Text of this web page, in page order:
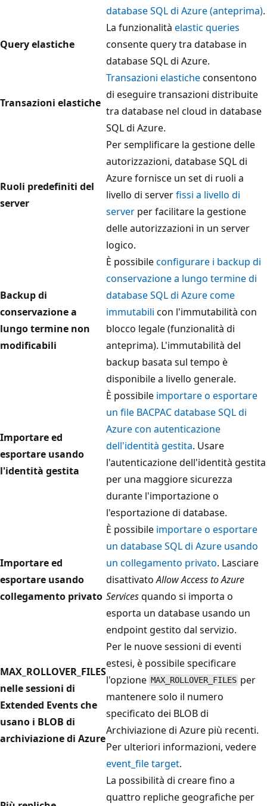
database SQL di Azure (anteprima).
Query elastiche
La funzionalità elastic queries
consente query tra database in
database SQL di Azure.
Transazioni elastiche
Transazioni elasticheconsentono
di eseguire transazioni distribuite
tra database nel cloud in database
SQL di Azure.
Ruoli predefiniti del
server
Per semplificare la gestione delle
autorizzazioni, database SQL di
Azure fornisce un set di ruoli a
livello di serverfissi a livello di
server per facilitare la gestione
delle autorizzazioni in un server
logico.
Backup di
conservazione a
lungo termine non
modificabili
È possibileconfigurare i backup di
conservazione a lungo termine di
database SQL di Azure come
immutabili con l'immutabilità con
blocco legale (funzionalità di
anteprima). L'immutabilità del
backup basata sul tempo è
disponibile a livello generale.
Importare ed
esportare usando
l'identità gestita
È possibile importare o esportare
un file BACPAC database SQL di
Azure con autenticazione
dell'identità gestita. Usare
l'autenticazione dell'identità gestita
per una maggiore sicurezza
durante l'importazione o
l'esportazione di database.
Importare ed
esportare usando
collegamento privato
È possibile importare o esportare
un database SQL di Azure usando
un collegamento privato. Lasciare
disattivatoAllow Access to Azure
Servicesquando si importa o
esporta un database usando un
endpoint gestito dal servizio.
MAX_ROLLOVER_FILES
nelle sessioni di
Extended Events che
usano i BLOB di
archiviazione di Azure
Per le nuove sessioni di eventi
estesi, è possibile specificare
l'opzione MAX_ROLLOVER_FILES per
mantenere solo il numero
specificato dei BLOB di
Archiviazione di Azure più recenti.
Per ulteriori informazioni, vedere
event_file target.
La possibilità di creare fino a
quattro repliche geografiche per